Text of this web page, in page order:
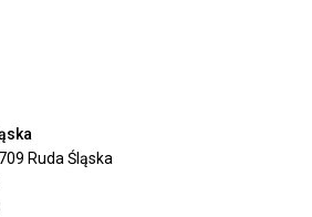
Ruda Śląska